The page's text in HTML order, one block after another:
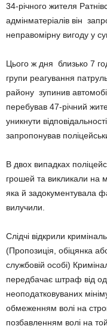
34-річного жителя
адмінматеріалів він
неправомірну вигоду у
Цього ж дня близько 7
групи реагування
району зупинив
перебував 47-річний
уникнути
запропонував
В двох випадках
грошей та викликали на
яка й задокументувала
вилучили.
Слідчі відкрили
(Пропозиція, обіцянка
службовій особі)
передбачає штраф від
неоподатковуваних
обмеженням волі на
позбавленням волі на